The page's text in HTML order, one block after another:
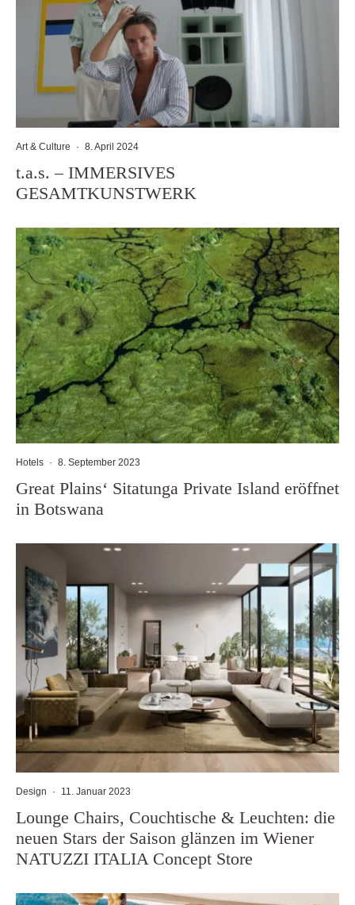
Art & Culture · 8. April 2024
t.a.s. – IMMERSIVES
GESAMTKUNSTWERK
Hotels · 8. September 2023
Great Plains‘ Sitatunga Private Island eröffnet
in Botswana
Design · 11. Januar 2023
Lounge Chairs, Couchtische & Leuchten: die
neuen Stars der Saison glänzen im Wiener
NATUZZI ITALIA Concept Store